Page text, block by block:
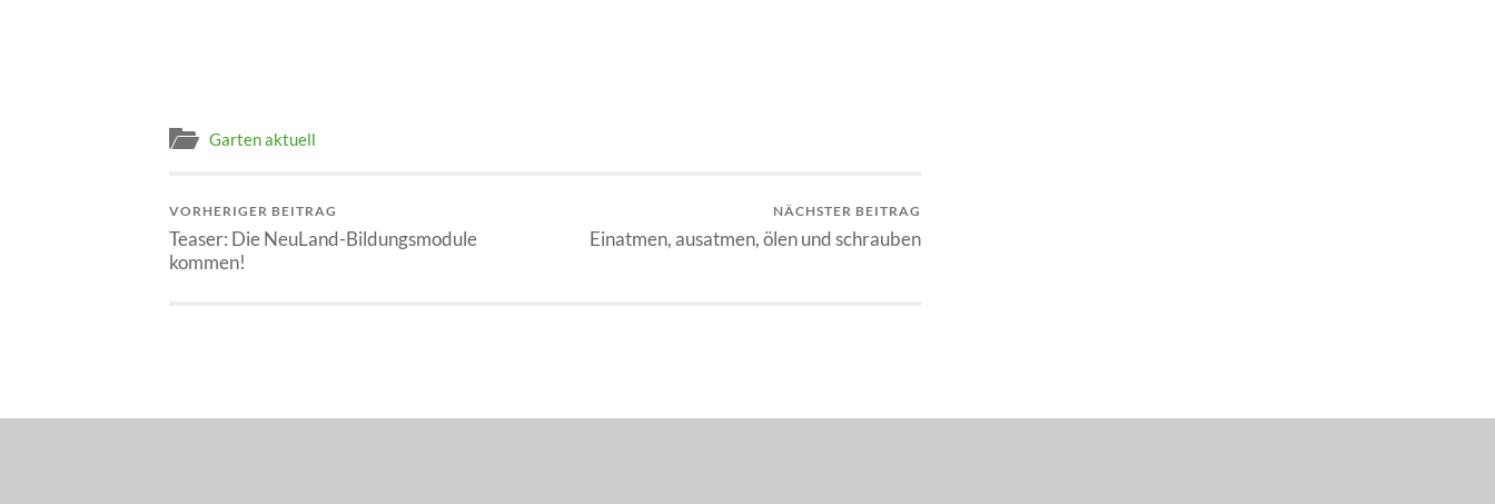
Garten aktuell
VORHERIGER BEITRAG
Teaser: Die NeuLand-Bildungsmodule
kommen!
NÄCHSTER BEITRAG
Einatmen, ausatmen, ölen und schrauben